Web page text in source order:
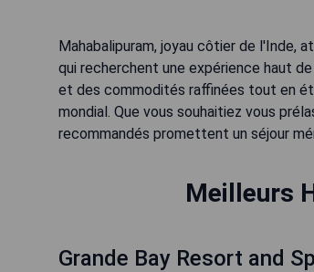
Mahabalipuram, joyau côtier de l'Inde,
qui recherchent une expérience haut
et des commodités raffinées tout en
mondial. Que vous souhaitiez vous
recommandés promettent un séjour
Meilleurs
Grande Bay Resort and